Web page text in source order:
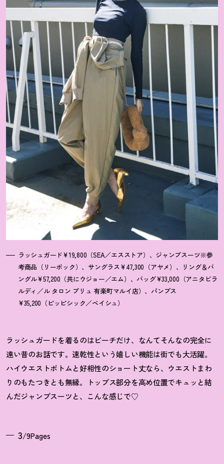
ラッシュガード¥19,800（SEA／エスストア）、ジャンプスーツ※参
考商品（リーボック）、サングラス¥47,300（アヤメ）、リング＆バ
ングル¥57,200（共にウジョー／エム）、バッグ¥33,000（アニタビラ
ルディ／ル タロン プリュ 有楽町マルイ店）、パンプス
¥35,200（ピッピシック／ベイシュ）
ラッシュガードを着るのはビーチだけ、なんてそんなの完全に
遠い昔のお話です。速乾性という嬉しい機能は街でも大活躍。
ハイウエストボトムと好相性のショート丈なら、ウエストまわ
りのもたつきとも無縁。トップス部分を高め位置でキュッと結
んだジャンプスーツと、こんな感じで♡
3/9Pages